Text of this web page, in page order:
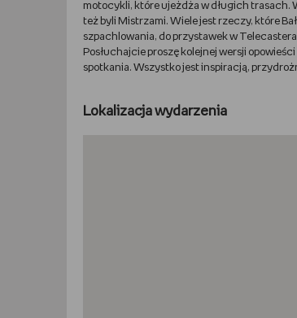
motocykli, które ujeżdża w długich trasach.
też byli Mistrzami. Wiele jest rzeczy, które
szpachlowania, do przystawek w
Posłuchajcie proszę kolejnej wersji
spotkania. Wszystko jest inspiracją,
Lokalizacja wydarzenia